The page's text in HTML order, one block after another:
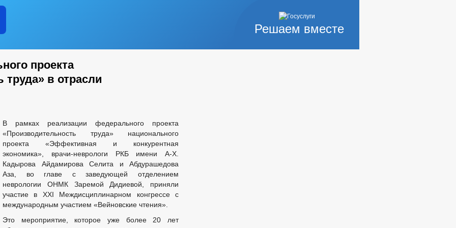
ВОПРОСОВ НОРМИРОВАНИЯ В СФЕРЕ ЗАКУПОК
И ЗАЯВЛЕНИЙ
ГО И ЧС
ДЕПУТАТЫ
МАТЕРИАЛЫ
ДОКУМЕНТОВ, СВЯЗАННЫХ С ПРОТИВОДЕЙСТВИЕМ КОРРУПЦИИ, ДЛЯ ЗАПОЛНЕНИЯ
ИМУЩЕСТВЕ И ОБЯЗАТЕЛЬСТВАХ ИМУЩЕСТВЕННОГО ХАРАКТЕРА
К СЛУЖЕБНОМУ ПОВЕДЕНИЮ И УРЕГУЛИРОВАНИЮ КОНФЛИКТА ИНТЕРЕСОВ
ФАКТАХ КОРРУПЦИИ
_
ПРОЕКТЫ К ОБСУЖДЕНИЮ
ПОРЯДОК ОБЖАЛОВАНИЯ НПА
ПОСТАНОВЛЕНИЯ АДМИНИСТРАЦИИ
Решаем вместе
проекта
в отрасли
В рамках реализации федерального проекта
«Производительность труда» национального
проекта «Эффективная и конкурентная
экономика», врачи-неврологи РКБ имени А-Х.
Кадырова Айдамирова Селита и Абдурашедова
Аза, во главе с заведующей отделением
неврологии ОНМК Заремой Дидиевой, приняли
участие в XXI Междисциплинарном конгрессе с
международным участием «Вейновские чтения».
Это мероприятие, которое уже более 20 лет